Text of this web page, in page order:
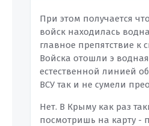
При этом получается
войск находилась
главное препятствие к
Войска отошли э
естественной линией
ВСУ так и не сумели
Нет. В Крыму как раз
посмотришь на карту -